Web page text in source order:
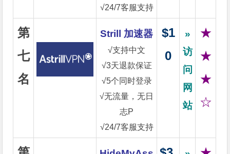
√24/7客服支持
第
七
名
Strill 加速器
√支持中文
√3天退款保证
√5个同时登录
√无流量，无日
志P
√24/7客服支持
$1
0
»
访
问
网
站
★
★
★
☆